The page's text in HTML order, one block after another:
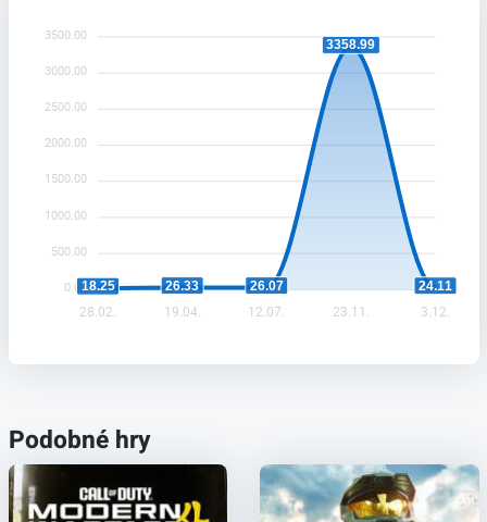
3500.00
3000.00
2500.00
2000.00
1500.00
1000.00
500.00
0.0018.25 26.33 26.07
3358.99
24.11
28.02.
19.04. 12.07. 23.11. 3.12.
Podobné hry